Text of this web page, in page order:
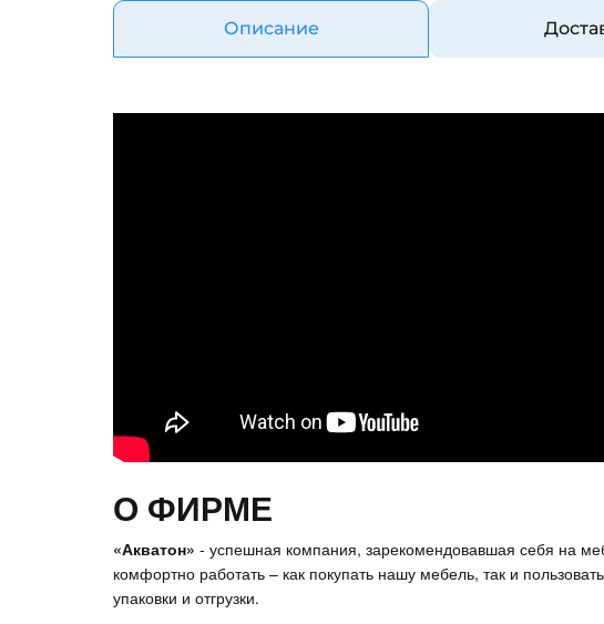
Описание
О ФИРМЕ
«Акватон» - успешная компания, зарекомендовавшая себя на
комфортно работать – как покупать нашу мебель, так и
упаковки и отгрузки.